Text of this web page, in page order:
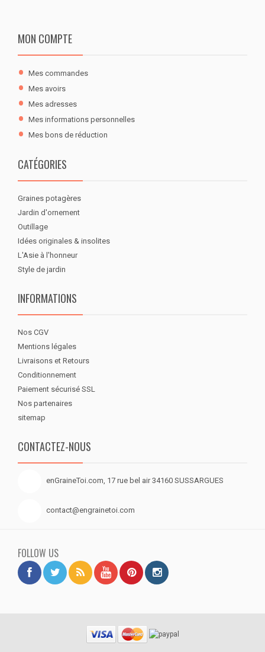
MON COMPTE
Mes commandes
Mes avoirs
Mes adresses
Mes informations personnelles
Mes bons de réduction
CATÉGORIES
Graines potagères
Jardin d'ornement
Outillage
Idées originales & insolites
L'Asie à l'honneur
Style de jardin
INFORMATIONS
Nos CGV
Mentions légales
Livraisons et Retours
Conditionnement
Paiement sécurisé SSL
Nos partenaires
sitemap
CONTACTEZ-NOUS
enGraineToi.com, 17 rue bel air 34160 SUSSARGUES
contact@engrainetoi.com
FOLLOW US